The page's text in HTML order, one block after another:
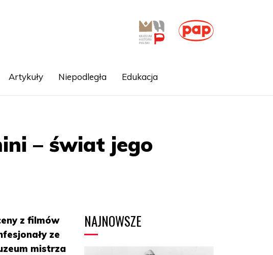
Artykuły Niepodległa Edukacja
– świat jego
z filmów
ze
mistrza
NAJNOWSZE